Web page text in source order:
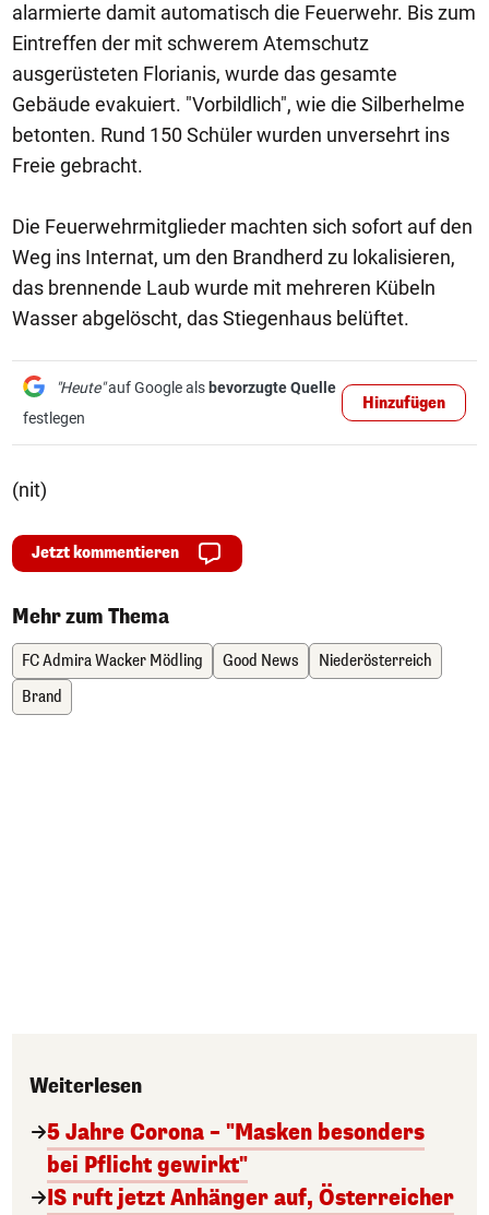
alarmierte damit automatisch die Feuerwehr. Bis zum
Eintreffen der mit schwerem Atemschutz
ausgerüsteten Florianis, wurde das gesamte
Gebäude evakuiert. "Vorbildlich", wie die Silberhelme
betonten. Rund 150 Schüler wurden unversehrt ins
Freie gebracht.
Die Feuerwehrmitglieder machten sich sofort auf den
Weg ins Internat, um den Brandherd zu lokalisieren,
das brennende Laub wurde mit mehreren Kübeln
Wasser abgelöscht, das Stiegenhaus belüftet.
"Heute"auf Google als bevorzugte Quelle
festlegen
Hinzufügen
(nit)
Jetzt kommentieren
Mehr zum Thema
FC Admira Wacker Mödling Good News
Niederösterreich
Brand
Weiterlesen
5 Jahre Corona – "Masken besonders
bei Pflicht gewirkt"
IS ruft jetzt Anhänger auf, Österreicher